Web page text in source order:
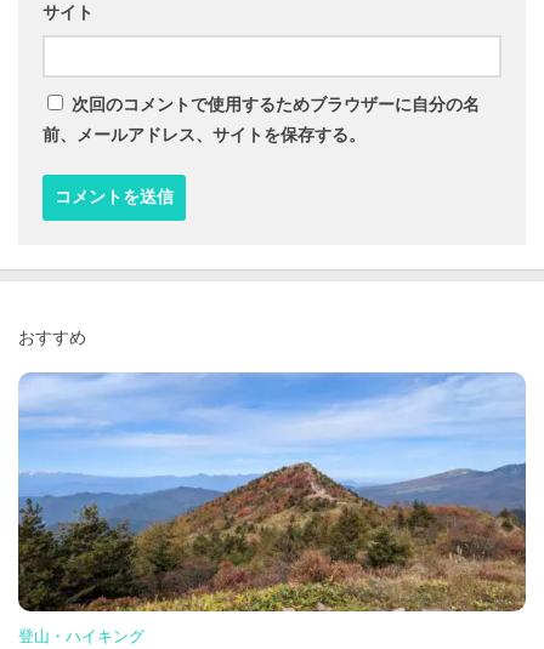
サイト
次回のコメントで使用するためブラウザーに自分の名
前、メールアドレス、サイトを保存する。
おすすめ
登山・ハイキング